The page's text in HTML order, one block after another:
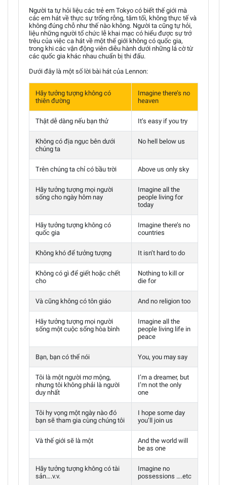
Người ta tự hỏi liệu các trẻ em Tokyo có biết thế giới mà
các em hát về thực sự trống rỗng, tăm tối, không thực tế và
không đúng chỗ như thế nào không. Người ta cũng tự hỏi,
liệu những người tổ chức lễ khai mạc có hiểu được sự trớ
trêu của việc ca hát về một thế giới không có quốc gia,
trong khi các vận động viên diễu hành dưới những lá cờ từ
các quốc gia khác nhau chuẩn bị thi đấu.
Dưới đây là một số lời bài hát của Lennon:
Hãy tưởng tượng không có
thiên đường
Imagine there’s no
heaven
Thật dễ dàng nếu bạn thử It’s easy if you try
Không có địa ngục bên dưới
chúng ta
No hell below us
Trên chúng ta chỉ có bầu trời Above us only sky
Hãy tưởng tượng mọi người
sống cho ngày hôm nay
Imagine all the
people living for
today
Hãy tưởng tượng không có
quốc gia
Imagine there’s no
countries
Không khó để tưởng tượng It isn’t hard to do
Không có gì để giết hoặc chết
cho
Nothing to kill or
die for
Và cũng không có tôn giáo And no religion too
Hãy tưởng tượng mọi người
sống một cuộc sống hòa bình
Imagine all the
people living life in
peace
Bạn, bạn có thể nói You, you may say
Tôi là một người mơ mộng,
nhưng tôi không phải là người
duy nhất
I’m a dreamer, but
I’m not the only
one
Tôi hy vọng một ngày nào đó
bạn sẽ tham gia cùng chúng tôi
I hope some day
you’ll join us
Và thế giới sẽ là một
And the world will
be as one
Hãy tưởng tượng không có tài
sản….v.v.
Imagine no
possessions ….etc